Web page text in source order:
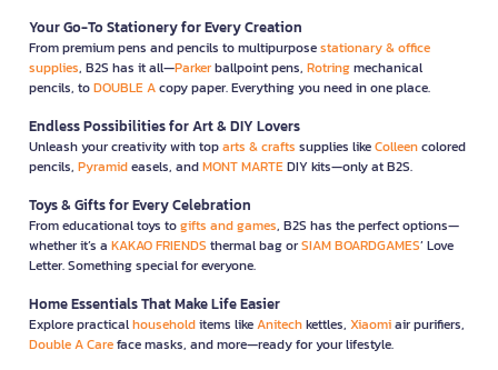
Your Go-To Stationery for Every Creation
From premium pens and pencils to multipurposestationary & office
supplies, B2S has it all—Parkerballpoint pens, Rotringmechanical
pencils, toDOUBLE Acopy paper. Everything you need in one place.
Endless Possibilities for Art & DIY Lovers
Unleash your creativity with toparts & crafts supplies likeColleencolored
pencils, Pyramideasels, andMONT MARTEDIY kits—only at B2S.
Toys & Gifts for Every Celebration
From educational toys togifts and games, B2S has the perfect options—
whether it’s a KAKAO FRIENDS thermal bag orSIAM BOARDGAMES’ Love
Letter. Something special for everyone.
Home Essentials That Make Life Easier
Explore practicalhouseholditems likeAnitechkettles, Xiaomiair purifiers,
Double A Careface masks, and more—ready for your lifestyle.